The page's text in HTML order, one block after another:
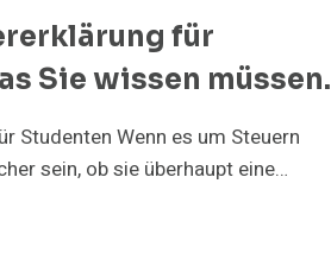
für
Sie wissen müssen.
Studenten Wenn es um Steuern
sein, ob sie überhaupt eine…